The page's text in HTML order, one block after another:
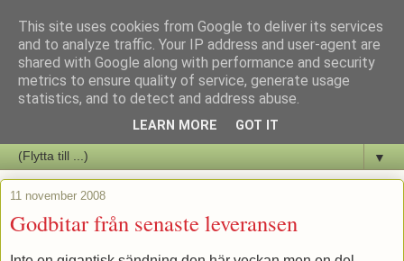
Staffars Seriers Blog
Vi skriver om serienyheter av alla de slag samt om vad som sker i
▼
11 november 2008
Godbitar från senaste leveransen
This site uses cookies from Google to deliver its services
and to analyze traffic. Your IP address and user-agent are
shared with Google along with performance and security
metrics to ensure quality of service, generate usage
statistics, and to detect and address abuse.
LEARN MORE GOT IT